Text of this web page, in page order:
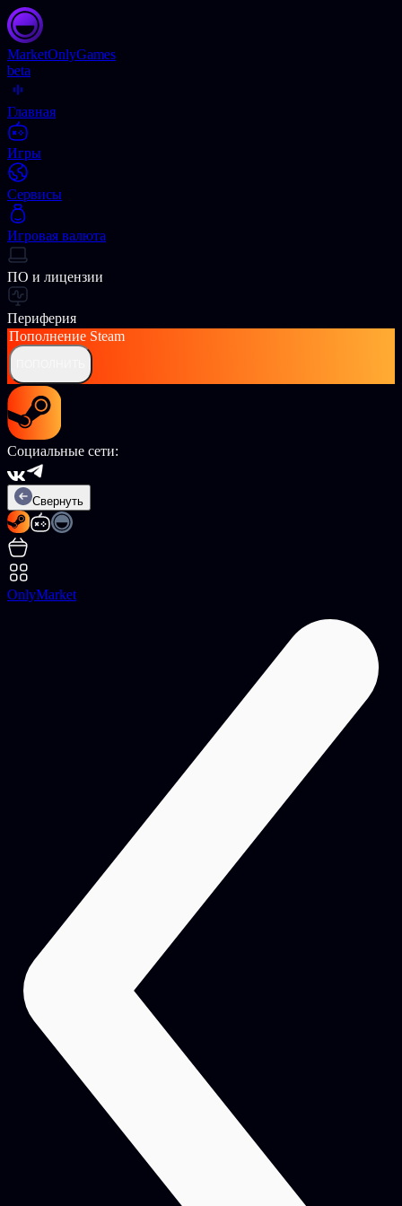
MarketOnlyGames
beta
Главная
Игры
Сервисы
Игровая валюта
ПО и лицензии
Периферия
Пополнение Steam
Социальные сети:
Свернуть
OnlyMarket